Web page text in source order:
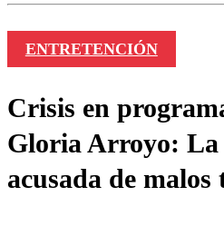
ENTRETENCIÓN
Crisis en
Gloria Arroyo: La
acusada de malos